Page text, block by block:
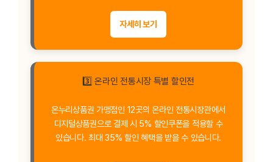
자세히 보기
3️⃣ 온라인 전통시장 특별 할인전
온누리상품권 가맹점인 12곳의 온라인 전통시장관에서
디지털상품권으로 결제 시 5% 할인쿠폰을 적용할 수
있습니다. 최대 35% 할인 혜택을 받을 수 있습니다.